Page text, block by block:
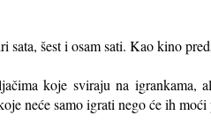
šest i osam sati. Kao kino
koje sviraju na igrankama,
neće samo igrati nego će ih